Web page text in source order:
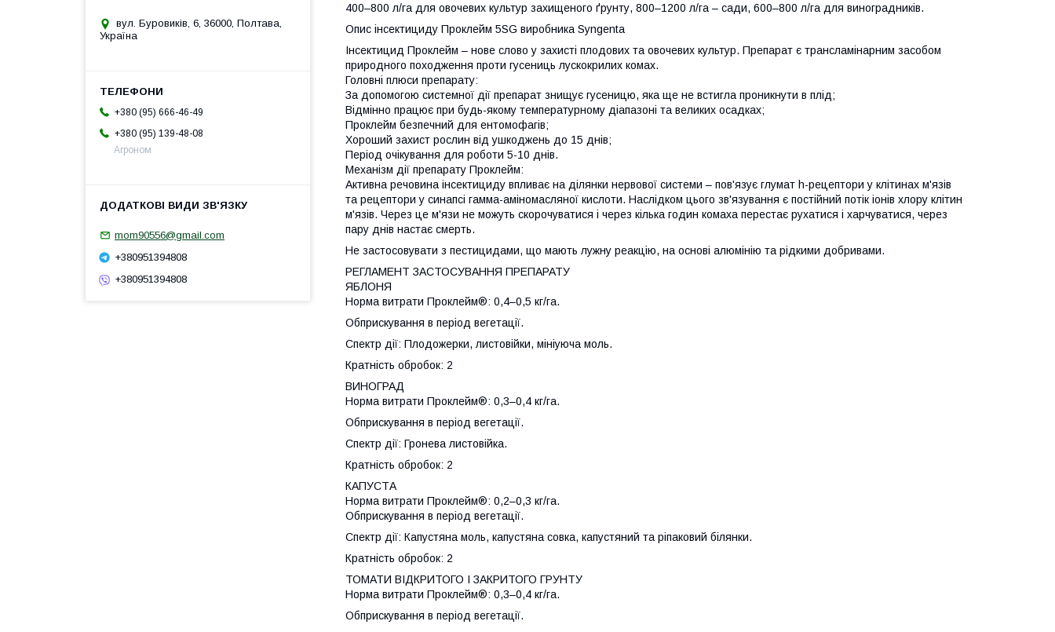
400–800 л/га для овочевих культур захищеного ґрунту, 800–1200 л/га – сади, 600–800 л/га для виноградників.
Опис інсектициду Проклейм 5SG виробника Syngenta
Інсектицид Проклейм – нове слово у захисті плодових та овочевих культур. Препарат є трансламінарним засобом
природного походження проти гусениць лускокрилих комах.
Головні плюси препарату:
За допомогою системної дії препарат знищує гусеницю, яка ще не встигла проникнути в плід;
Відмінно працює при будь-якому температурному діапазоні та великих осадках;
Проклейм безпечний для ентомофагів;
Хороший захист рослин від ушкоджень до 15 днів;
Період очікування для роботи 5-10 днів.
Механізм дії препарату Проклейм:
Активна речовина інсектициду впливає на ділянки нервової системи – пов'язує глумат h-рецептори у клітинах м'язів
та рецептори у синапсі гамма-аміномасляної кислоти. Наслідком цього зв'язування є постійний потік іонів хлору клітин
м'язів. Через це м'язи не можуть скорочуватися і через кілька годин комаха перестає рухатися і харчуватися, через
пару днів настає смерть.
Не застосовувати з пестицидами, що мають лужну реакцію, на основі алюмінію та рідкими добривами.
РЕГЛАМЕНТ ЗАСТОСУВАННЯ ПРЕПАРАТУ
ЯБЛОНЯ
Норма витрати Проклейм®: 0,4–0,5 кг/га.
Обприскування в період вегетації.
Спектр дії: Плодожерки, листовійки, мініуюча моль.
Кратність обробок: 2
ВИНОГРАД
Норма витрати Проклейм®: 0,3–0,4 кг/га.
Обприскування в період вегетації.
Спектр дії: Гронева листовійка.
Кратність обробок: 2
КАПУСТА
Норма витрати Проклейм®: 0,2–0,3 кг/га.
Обприскування в період вегетації.
Спектр дії: Капустяна моль, капустяна совка, капустяний та ріпаковий білянки.
Кратність обробок: 2
ТОМАТИ ВІДКРИТОГО І ЗАКРИТОГО ГРУНТУ
Норма витрати Проклейм®: 0,3–0,4 кг/га.
Обприскування в період вегетації.
вул. Буровиків, 6, 36000, Полтава,
Україна
+380 (95) 666-46-49
+380 (95) 139-48-08
Агроном
mom90556@gmail.com
+380951394808
+380951394808